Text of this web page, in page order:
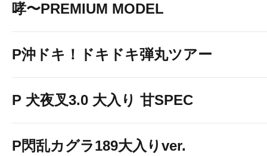
哮〜PREMIUM MODEL
P沖ドキ！ドキドキ弾丸ツアー
P 犬夜叉3.0 大入り 甘SPEC
P閃乱カグラ189大入りver.